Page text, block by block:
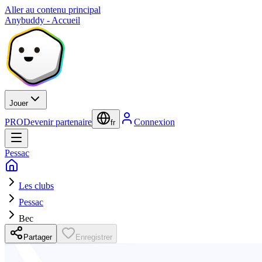
Aller au contenu principal
Anybuddy - Accueil
Jouer
PRODevenir partenaire fr Connexion
Pessac
Les clubs
Pessac
Bec
Partager Enregistrer